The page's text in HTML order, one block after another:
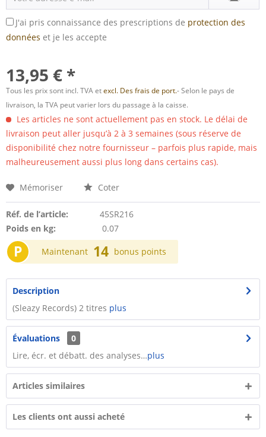
J'ai pris connaissance des prescriptions de protection des
données et je les accepte
13,95 € *
Tous les prix sont incl. TVA etexcl. Des frais de port.- Selon le pays de
livraison, la TVA peut varier lors du passage à la caisse.
Les articles ne sont actuellement pas en stock. Le délai de
livraison peut aller jusqu’à 2 à 3 semaines (sous réserve de
disponibilité chez notre fournisseur – parfois plus rapide, mais
malheureusement aussi plus long dans certains cas).
Mémoriser Coter
Réf. de l’article:
45SR216
Poids en kg:
0.07
P Maintenant 14 bonus points
Description
(Sleazy Records) 2 titres plus
Évaluations
0
Lire, écr. et débatt. des analyses…plus
Articles similaires
Les clients ont aussi acheté